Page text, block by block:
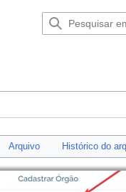
Arquivo Histórico do